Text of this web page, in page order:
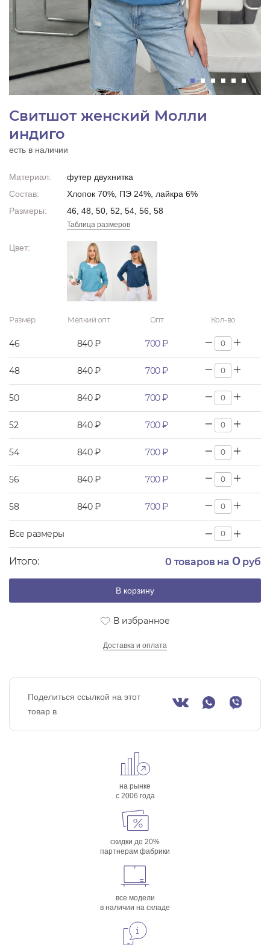
Свитшот женский Молли
индиго
есть в наличии
Материал:
футер двухнитка
Состав:
Хлопок 70%, ПЭ 24%, лайкра 6%
Размеры:
46, 48, 50, 52, 54, 56, 58
Таблица размеров
Цвет:
Размер Мелкий опт Опт Кол-во
46 840 ₽ 700 ₽
48 840 ₽ 700 ₽
50 840 ₽ 700 ₽
52 840 ₽ 700 ₽
54 840 ₽ 700 ₽
56 840 ₽ 700 ₽
58 840 ₽ 700 ₽
Все размеры
Итого: 0 товаров на 0руб
В корзину
В избранное
Доставка и оплата
Поделиться ссылкой на этот
товар в
на рынке
с 2006 года
скидки до 20%
партнерам фабрики
все модели
в наличии на складе